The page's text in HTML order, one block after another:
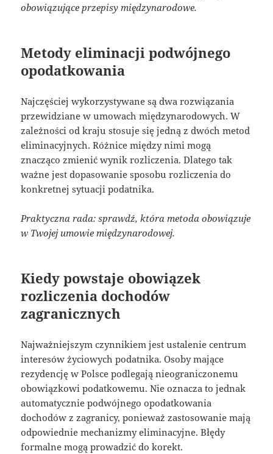
obowiązujące przepisy międzynarodowe.
Metody eliminacji podwójnego
opodatkowania
Najczęściej wykorzystywane są dwa rozwiązania
przewidziane w umowach międzynarodowych. W
zależności od kraju stosuje się jedną z dwóch metod
eliminacyjnych. Różnice między nimi mogą
znacząco zmienić wynik rozliczenia. Dlatego tak
ważne jest dopasowanie sposobu rozliczenia do
konkretnej sytuacji podatnika.
Praktyczna rada: sprawdź, która metoda obowiązuje
w Twojej umowie międzynarodowej.
Kiedy powstaje obowiązek
rozliczenia dochodów
zagranicznych
Najważniejszym czynnikiem jest ustalenie centrum
interesów życiowych podatnika. Osoby mające
rezydencję w Polsce podlegają nieograniczonemu
obowiązkowi podatkowemu. Nie oznacza to jednak
automatycznie podwójnego opodatkowania
dochodów z zagranicy, ponieważ zastosowanie mają
odpowiednie mechanizmy eliminacyjne. Błędy
formalne mogą prowadzić do korekt.